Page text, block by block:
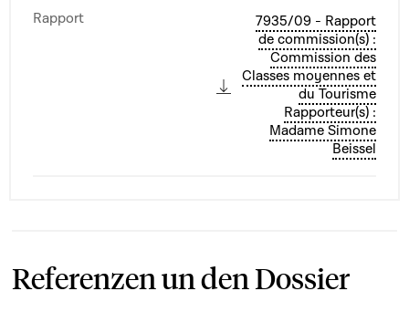
Rapport
7935/09 - Rapport
de commission(s) :
Commission des
Classes moyennes et
du Tourisme
Rapporteur(s) :
Madame Simone
Beissel
Referenzen un den Dossier